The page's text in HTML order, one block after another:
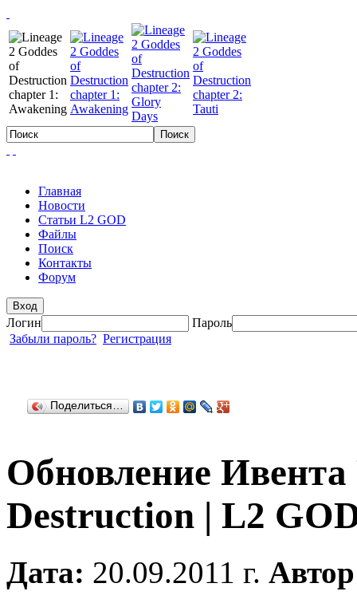
Главная
Новости
Статьи L2 GOD
Файлы
Поиск
Контакты
Форум
Вход
Логин
Пароль
Забыли пароль? Регистрация
Поделиться…
Обновление
Destruction | L2
Дата: 20.09.2011 г.